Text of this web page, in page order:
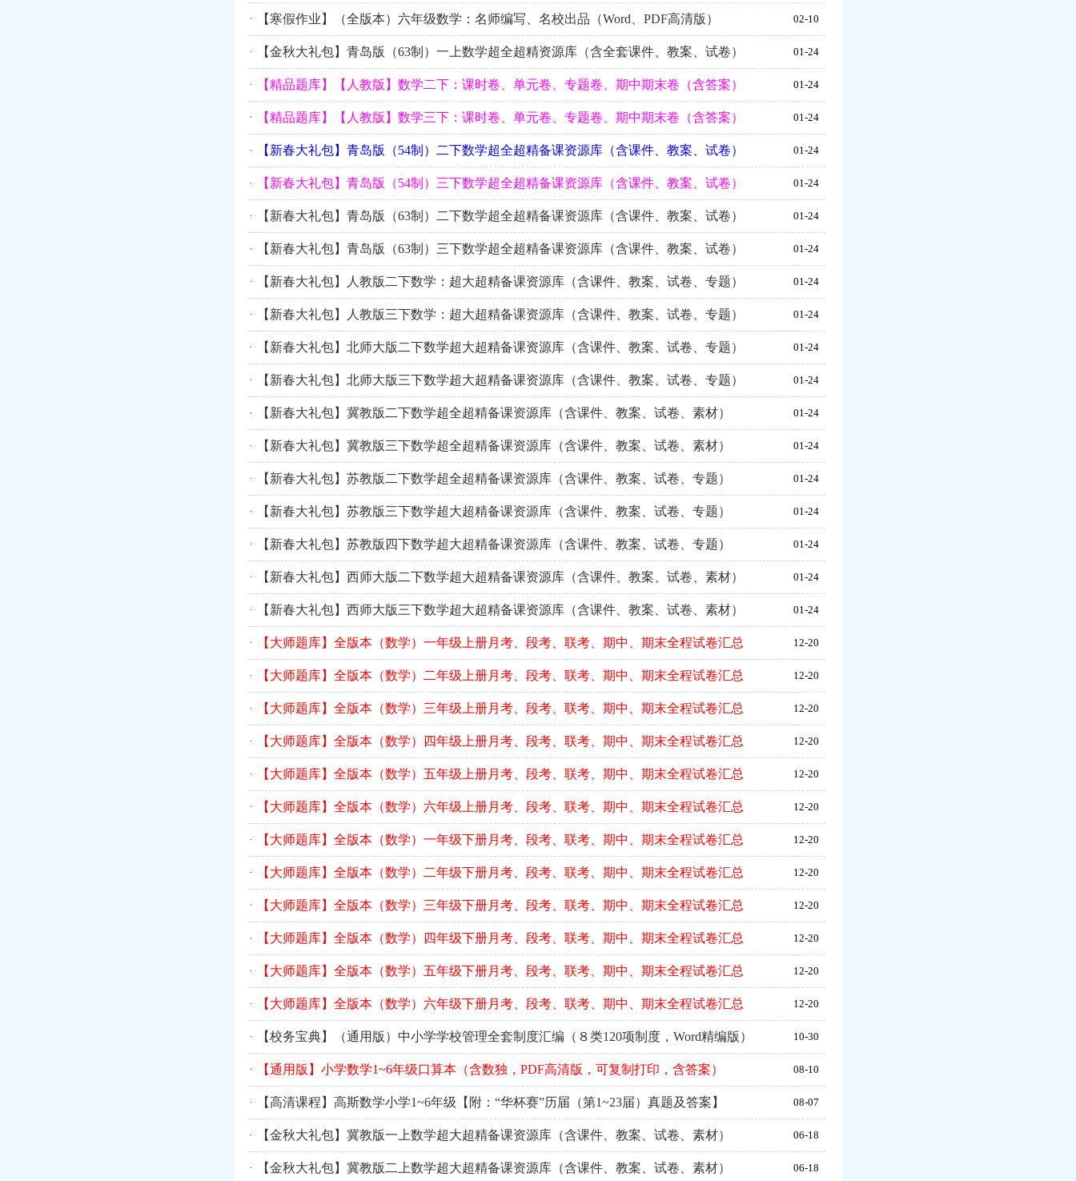
· 【寒假作业】（全版本）六年级数学：名师编写、名校出品（Word、PDF高清版） 02-10
· 【金秋大礼包】青岛版（63制）一上数学超全超精资源库（含全套课件、教案、试卷） 01-24
· 【精品题库】【人教版】数学二下：课时卷、单元卷、专题卷、期中期末卷（含答案） 01-24
· 【精品题库】【人教版】数学三下：课时卷、单元卷、专题卷、期中期末卷（含答案） 01-24
· 【新春大礼包】青岛版（54制）二下数学超全超精备课资源库（含课件、教案、试卷） 01-24
· 【新春大礼包】青岛版（54制）三下数学超全超精备课资源库（含课件、教案、试卷） 01-24
· 【新春大礼包】青岛版（63制）二下数学超全超精备课资源库（含课件、教案、试卷） 01-24
· 【新春大礼包】青岛版（63制）三下数学超全超精备课资源库（含课件、教案、试卷） 01-24
· 【新春大礼包】人教版二下数学：超大超精备课资源库（含课件、教案、试卷、专题） 01-24
· 【新春大礼包】人教版三下数学：超大超精备课资源库（含课件、教案、试卷、专题） 01-24
· 【新春大礼包】北师大版二下数学超大超精备课资源库（含课件、教案、试卷、专题） 01-24
· 【新春大礼包】北师大版三下数学超大超精备课资源库（含课件、教案、试卷、专题） 01-24
· 【新春大礼包】冀教版二下数学超全超精备课资源库（含课件、教案、试卷、素材） 01-24
· 【新春大礼包】冀教版三下数学超全超精备课资源库（含课件、教案、试卷、素材） 01-24
· 【新春大礼包】苏教版二下数学超全超精备课资源库（含课件、教案、试卷、专题） 01-24
· 【新春大礼包】苏教版三下数学超大超精备课资源库（含课件、教案、试卷、专题） 01-24
· 【新春大礼包】苏教版四下数学超大超精备课资源库（含课件、教案、试卷、专题） 01-24
· 【新春大礼包】西师大版二下数学超大超精备课资源库（含课件、教案、试卷、素材） 01-24
· 【新春大礼包】西师大版三下数学超大超精备课资源库（含课件、教案、试卷、素材） 01-24
· 【大师题库】全版本（数学）一年级上册月考、段考、联考、期中、期末全程试卷汇总 12-20
· 【大师题库】全版本（数学）二年级上册月考、段考、联考、期中、期末全程试卷汇总 12-20
· 【大师题库】全版本（数学）三年级上册月考、段考、联考、期中、期末全程试卷汇总 12-20
· 【大师题库】全版本（数学）四年级上册月考、段考、联考、期中、期末全程试卷汇总 12-20
· 【大师题库】全版本（数学）五年级上册月考、段考、联考、期中、期末全程试卷汇总 12-20
· 【大师题库】全版本（数学）六年级上册月考、段考、联考、期中、期末全程试卷汇总 12-20
· 【大师题库】全版本（数学）一年级下册月考、段考、联考、期中、期末全程试卷汇总 12-20
· 【大师题库】全版本（数学）二年级下册月考、段考、联考、期中、期末全程试卷汇总 12-20
· 【大师题库】全版本（数学）三年级下册月考、段考、联考、期中、期末全程试卷汇总 12-20
· 【大师题库】全版本（数学）四年级下册月考、段考、联考、期中、期末全程试卷汇总 12-20
· 【大师题库】全版本（数学）五年级下册月考、段考、联考、期中、期末全程试卷汇总 12-20
· 【大师题库】全版本（数学）六年级下册月考、段考、联考、期中、期末全程试卷汇总 12-20
· 【校务宝典】（通用版）中小学学校管理全套制度汇编（８类120项制度，Word精编版） 10-30
· 【通用版】小学数学1~6年级口算本（含数独，PDF高清版，可复制打印，含答案） 08-10
· 【高清课程】高斯数学小学1~6年级【附：“华杯赛”历届（第1~23届）真题及答案】 08-07
· 【金秋大礼包】冀教版一上数学超大超精备课资源库（含课件、教案、试卷、素材） 06-18
· 【金秋大礼包】冀教版二上数学超大超精备课资源库（含课件、教案、试卷、素材） 06-18